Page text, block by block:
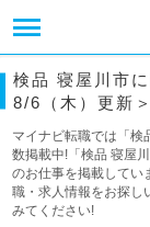
検品 寝屋川市
8/6（木）更新＞
マイナビ転職では「検
数掲載中!「検品 寝屋
のお仕事を掲載してい
職・求人情報をお探し
みてください!